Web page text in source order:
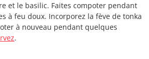
et le basilic. Faites compoter pendant
à feu doux. Incorporez la fève de tonka
à nouveau pendant quelques
.